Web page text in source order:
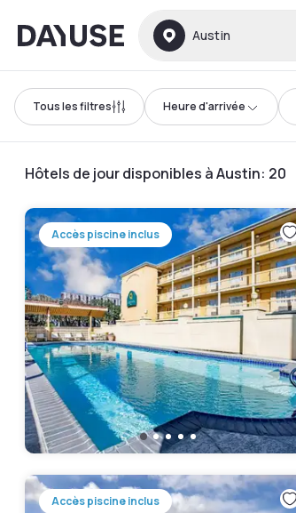
Dayuse Austin
Tous les filtres Heure d'arrivée
Hôtels de jour disponibles à Austin: 20
Accès piscine inclus
Accès piscine inclus